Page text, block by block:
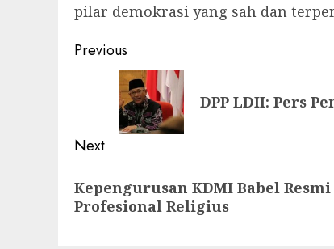
pilar demokrasi yang sah dan
Previous
DPP LDII: Pers
Next
Kepengurusan KDMI Babel
Profesional Religius